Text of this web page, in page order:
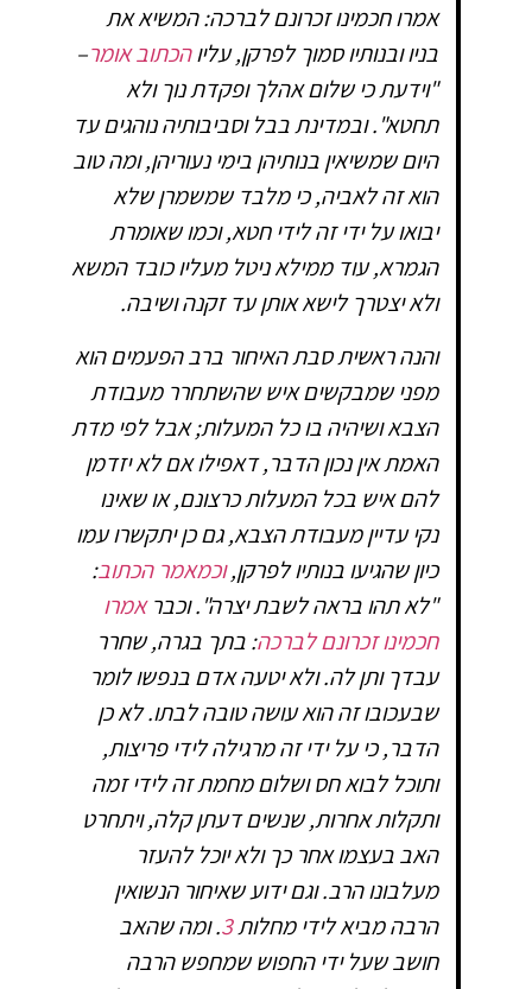
אמרו חכמינו זכרונם לברכה: המשיא את
בניו ובנותיו סמוך לפרקן, עליוהכתוב אומר–
"וידעת כי שלום אהלך ופקדת נוך ולא
תחטא". ובמדינת בבל וסביבותיה נוהגים עד
היום שמשיאין בנותיהן בימי נעוריהן, ומה טוב
הוא זה לאביה, כי מלבד שמשמרן שלא
יבואו על ידי זה לידי חטא, וכמו שאומרת
הגמרא, עוד ממילא ניטל מעליו כובד המשא
ולא יצטרך לישא אותן עד זקנה ושיבה.
והנה ראשית סבת האיחור ברב הפעמים הוא
מפני שמבקשים איש שהשתחרר מעבודת
הצבא ושיהיה בו כל המעלות; אבל לפי מדת
האמת אין נכון הדבר, דאפילו אם לא יזדמן
להם איש בכל המעלות כרצונם, או שאינו
נקי עדיין מעבודת הצבא, גם כן יתקשרו עמו
כיון שהגיעו בנותיו לפרקן,וכמאמר הכתוב:
"לא תהו בראה לשבת יצרה". וכבראמרו
חכמינו זכרונם לברכה: בתך בגרה, שחרר
עבדך ותן לה. ולא יטעה אדם בנפשו לומר
שבעכובו זה הוא עושה טובה לבתו. לא כן
הדבר, כי על ידי זה מרגילה לידי פריצות,
ותוכל לבוא חס ושלום מחמת זה לידי זמה
ותקלות אחרות, שנשים דעתן קלה, ויתחרט
האב בעצמו אחר כך ולא יוכל להעזר
מעלבונו הרב. וגם ידוע שאיחור הנשואין
הרבה מביא לידי מחלות3. ומה שהאב
חושב שעל ידי החפוש שמחפש הרבה